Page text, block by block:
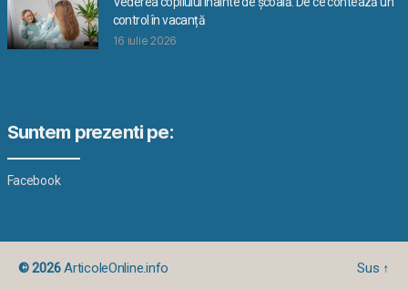
control în vacanță
16 iulie 2026
Suntem prezenti pe:
Facebook
© 2026ArticoleOnline.info Sus ↑